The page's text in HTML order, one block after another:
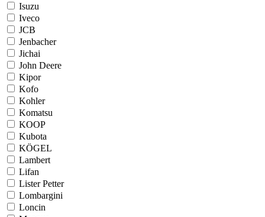
Isuzu
Iveco
JCB
Jenbacher
Jichai
John Deere
Kipor
Kofo
Kohler
Komatsu
KOOP
Kubota
KÖGEL
Lambert
Lifan
Lister Petter
Lombargini
Loncin